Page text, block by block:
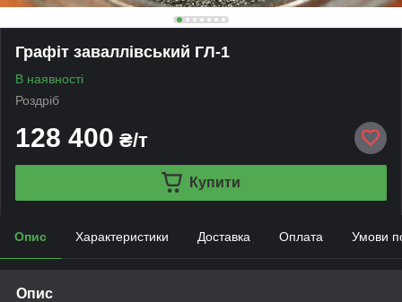
Графіт заваллівський ГЛ-1
В наявності
Роздріб
128 400 ₴/т
Купити
Опис Характеристики Доставка Оплата Умови
Опис